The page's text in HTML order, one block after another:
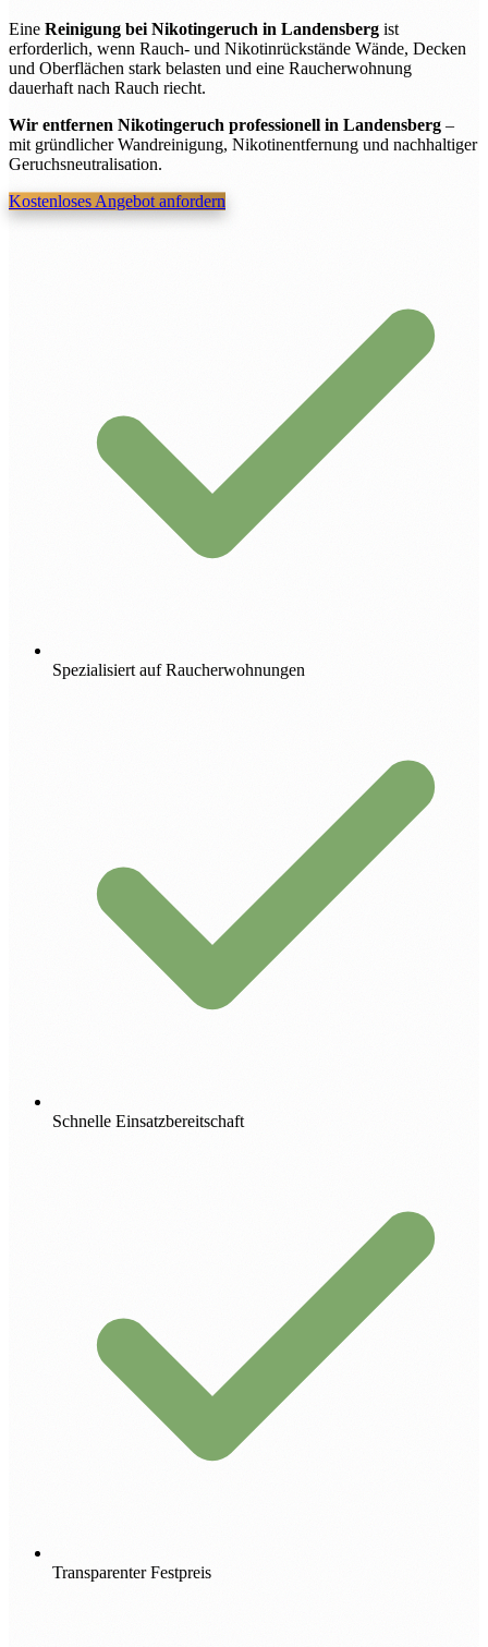
Eine Reinigung bei Nikotingeruch in Landensberg ist
erforderlich, wenn Rauch- und Nikotinrückstände Wände, Decken
und Oberflächen stark belasten und eine Raucherwohnung
dauerhaft nach Rauch riecht.
Wir entfernen Nikotingeruch professionell in Landensberg–
mit gründlicher Wandreinigung, Nikotinentfernung und nachhaltiger
Geruchsneutralisation.
Kostenloses Angebot anfordern
Spezialisiert auf Raucherwohnungen
Schnelle Einsatzbereitschaft
Transparenter Festpreis